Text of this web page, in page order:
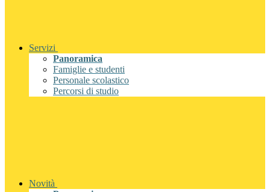
Servizi
Panoramica
Famiglie e studenti
Personale scolastico
Percorsi di studio
Novità